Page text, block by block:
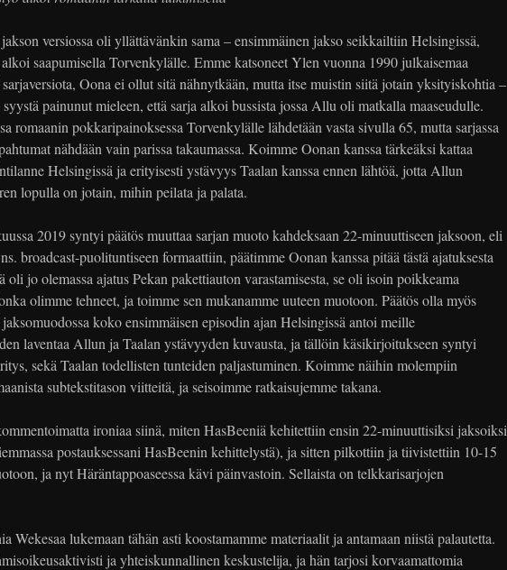
versiossa oli yllättävänkin sama – ensimmäinen jakso seikkailtiin Helsingissä,
saapumisella Torvenkylälle. Emme katsoneet Ylen vuonna 1990 julkaisemaa
sarjaversiota, Oona ei ollut sitä nähnytkään, mutta itse muistin siitä jotain yksityiskohtia –
painunut mieleen, että sarja alkoi bussista jossa Allu oli matkalla maaseudulle.
romaanin pokkaripainoksessa Torvenkylälle lähdetään vasta sivulla 65, mutta sarjassa
nähdään vain parissa takaumassa. Koimme Oonan kanssa tärkeäksi kattaa
Helsingissä ja erityisesti ystävyys Taalan kanssa ennen lähtöä, jotta Allun
lopulla on jotain, mihin peilata ja palata.
2019 syntyi päätös muuttaa sarjan muoto kahdeksaan 22-minuuttiseen jaksoon, eli
broadcast-puolituntiseen formaattiin, päätimme Oonan kanssa pitää tästä ajatuksesta
jo olemassa ajatus Pekan pakettiauton varastamisesta, se oli isoin poikkeama
olimme tehneet, ja toimme sen mukanamme uuteen muotoon. Päätös olla myös
jaksomuodossa koko ensimmäisen episodin ajan Helsingissä antoi meille
laventaa Allun ja Taalan ystävyyden kuvausta, ja tällöin käsikirjoitukseen syntyi
sekä Taalan todellisten tunteiden paljastuminen. Koimme näihin molempiin
subtekstitason viitteitä, ja seisoimme ratkaisujemme takana.
ironiaa siinä, miten HasBeeniä kehitettiin ensin 22-minuuttisiksi jaksoiksi
postauksessani HasBeenin kehittelystä), ja sitten pilkottiin ja tiivistettiin 10-15
ja nyt Häräntappoaseessa kävi päinvastoin. Sellaista on telkkarisarjojen
Wekesaa lukemaan tähän asti koostamamme materiaalit ja antamaan niistä palautetta.
ja yhteiskunnallinen keskustelija, ja hän tarjosi korvaamattomia